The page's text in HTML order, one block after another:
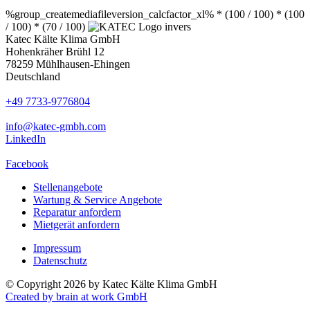
%group_createmediafileversion_calcfactor_xl% * (100 / 100) * (100
/ 100) * (70 / 100)
Katec Kälte Klima GmbH
Hohenkräher Brühl 12
78259 Mühlhausen-Ehingen
Deutschland
+49 7733-9776804
info@katec-gmbh.com
LinkedIn
Facebook
Stellenangebote
Wartung & Service Angebote
Reparatur anfordern
Mietgerät anfordern
Impressum
Datenschutz
© Copyright 2026 by Katec Kälte Klima GmbH
Created by brain at work GmbH